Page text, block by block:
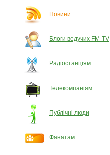
Новини
Блоги ведучих FM-TV
Радіостанціям
Телекомпаніям
Публічні люди
Фанатам